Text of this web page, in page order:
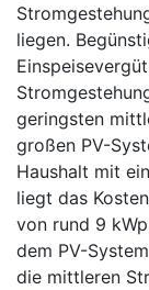
liegen.
geringsten
großen PV-
Haushalt mit
liegt das
von rund 9
dem PV-
die mittleren